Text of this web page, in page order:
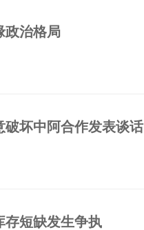
政治格局
坏中阿合作发表谈话
存短缺发生争执